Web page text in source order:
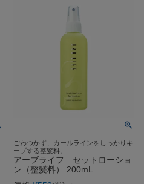
ごわつかず、カールラインをしっかりキ
ープする整髪料。
アーブライフ セットローショ
ン（整髪料） 200mL